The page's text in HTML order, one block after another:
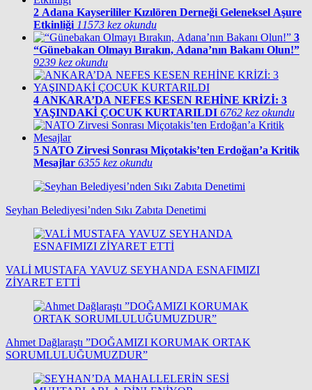
2 Adana Kayserililer Kızılören Derneği Geleneksel Aşure
Etkinliği 11573 kez okundu
3
“Günebakan Olmayı Bırakın, Adana’nın Bakanı Olun!”
9239 kez okundu
4 ANKARA’DA NEFES KESEN REHİNE KRİZİ: 3
YAŞINDAKİ ÇOCUK KURTARILDI 6762 kez okundu
5 NATO Zirvesi Sonrası Miçotakis’ten Erdoğan’a Kritik
Mesajlar 6355 kez okundu
Seyhan Belediyesi’nden Sıkı Zabıta Denetimi
VALİ MUSTAFA YAVUZ SEYHANDA ESNAFIMIZI
ZİYARET ETTİ
Ahmet Dağlaraştı ”DOĞAMIZI KORUMAK ORTAK
SORUMLULUĞUMUZDUR”